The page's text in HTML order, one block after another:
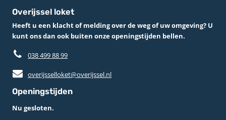
Overijssel loket
Heeft u een klacht of melding over de weg of uw omgeving? U
kunt ons dan ook buiten onze openingstijden bellen.
038 499 88 99
overijsselloket@overijssel.nl
Openingstijden
Nu gesloten.